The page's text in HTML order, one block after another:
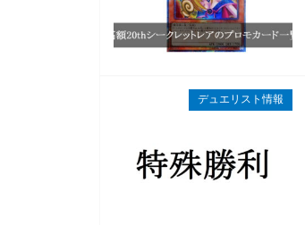
デュエリスト情報